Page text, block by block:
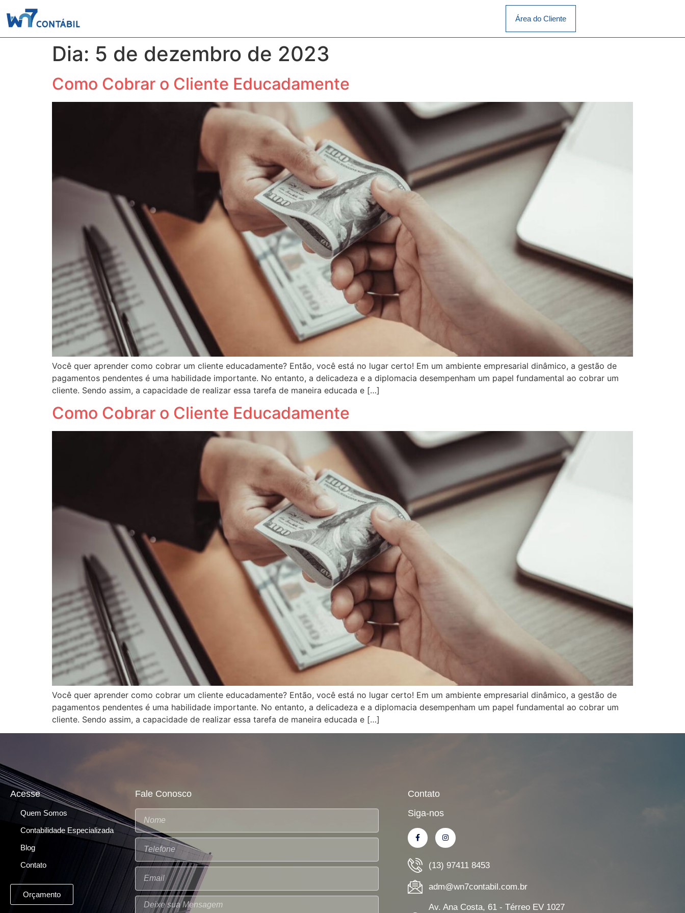
Área do Cliente
Dia: 5 de dezembro de 2023
Como Cobrar o Cliente Educadamente
Você quer aprender como cobrar um cliente educadamente? Então, você está no lugar certo! Em um ambiente empresarial dinâmico, a gestão de
pagamentos pendentes é uma habilidade importante. No entanto, a delicadeza e a diplomacia desempenham um papel fundamental ao cobrar um
cliente. Sendo assim, a capacidade de realizar essa tarefa de maneira educada e […]
Como Cobrar o Cliente Educadamente
Você quer aprender como cobrar um cliente educadamente? Então, você está no lugar certo! Em um ambiente empresarial dinâmico, a gestão de
pagamentos pendentes é uma habilidade importante. No entanto, a delicadeza e a diplomacia desempenham um papel fundamental ao cobrar um
cliente. Sendo assim, a capacidade de realizar essa tarefa de maneira educada e […]
Acesse
Quem Somos
Contabilidade Especializada
Blog
Contato
Orçamento
Fale Conosco
Contato
Siga-nos
(13) 97411 8453
adm@wn7contabil.com.br
Av. Ana Costa, 61 - Térreo EV 1027